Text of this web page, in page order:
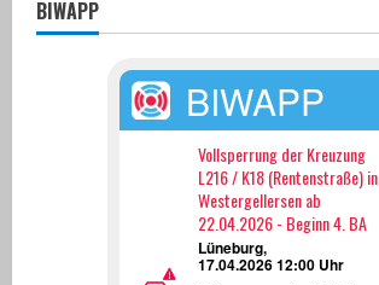
BIWAPP
BIWAPP
Vollsperrung der Kreuzung
L216 / K18 (Rentenstraße) in
Westergellersen ab
22.04.2026 - Beginn 4. BA
Lüneburg,
17.04.2026 12:00 Uhr